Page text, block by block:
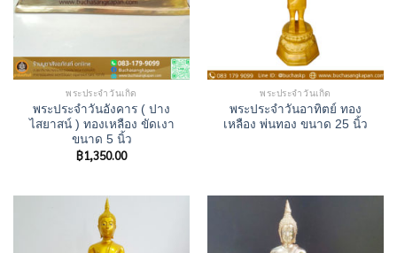
พระประจำวันเกิด
พระประจำวันอังคาร ( ปาง
ไสยาสน์ ) ทองเหลือง ขัดเงา
ขนาด 5 นิ้ว
฿1,350.00
พระประจำวันเกิด
พระประจำวันอาทิตย์ ทอง
เหลือง พ่นทอง ขนาด 25 นิ้ว